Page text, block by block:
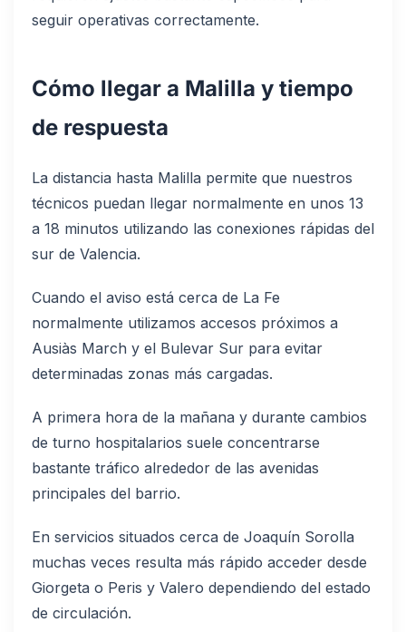
seguir operativas correctamente.
Cómo llegar a Malilla y tiempo
de respuesta
La distancia hasta Malilla permite que nuestros
técnicos puedan llegar normalmente en unos 13
a 18 minutos utilizando las conexiones rápidas del
sur de Valencia.
Cuando el aviso está cerca de La Fe
normalmente utilizamos accesos próximos a
Ausiàs March y el Bulevar Sur para evitar
determinadas zonas más cargadas.
A primera hora de la mañana y durante cambios
de turno hospitalarios suele concentrarse
bastante tráfico alrededor de las avenidas
principales del barrio.
En servicios situados cerca de Joaquín Sorolla
muchas veces resulta más rápido acceder desde
Giorgeta o Peris y Valero dependiendo del estado
de circulación.